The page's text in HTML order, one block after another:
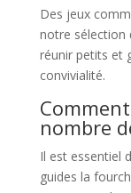
Des jeux
notre sélection
réunir petits et
convivialité.
nombre
Il est essentiel
guides la